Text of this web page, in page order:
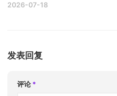
2026-07-18
发表回复
评论 *